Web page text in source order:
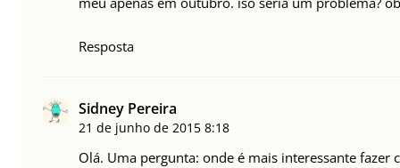
Resposta
Sidney Pereira
21 de junho de 2015 8:18
Olá. Uma pergunta: onde é mais interessante fazer